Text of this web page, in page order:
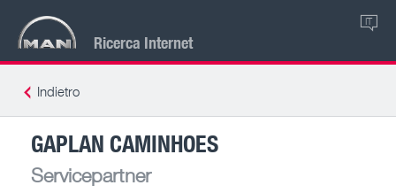
Ricerca Internet
IT
Indietro
GAPLAN CAMINHOES
Servicepartner